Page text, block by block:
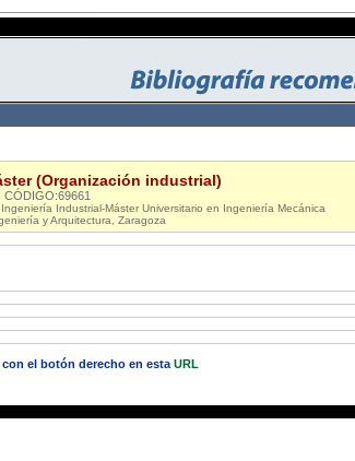
(Organización industrial)
CÓDIGO:69661
Industrial-Máster Universitario en Ingeniería Mecánica
y Arquitectura, Zaragoza
el botón derecho en esta URL